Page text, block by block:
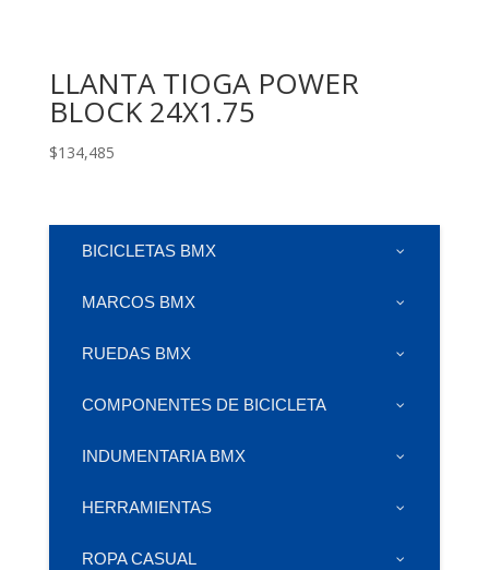
LLANTA TIOGA POWER
BLOCK 24X1.75
$134,485
BICICLETAS BMX
MARCOS BMX
RUEDAS BMX
COMPONENTES DE BICICLETA
INDUMENTARIA BMX
HERRAMIENTAS
ROPA CASUAL